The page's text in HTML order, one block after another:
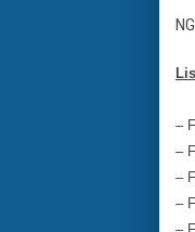
–
–
–
–